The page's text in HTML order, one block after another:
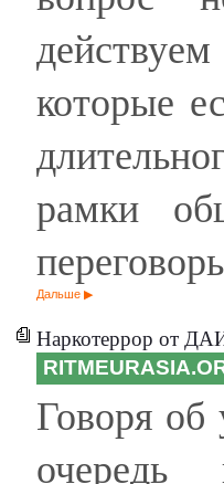
которые
рамки
Дальше
Наркотеррор от
Говоря об
очередь